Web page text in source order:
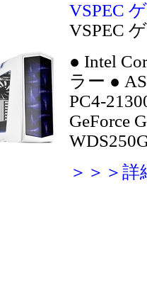
VSPEC
VSPEC
● Intel
ラー ●
PC4-
GeForce
＞＞＞